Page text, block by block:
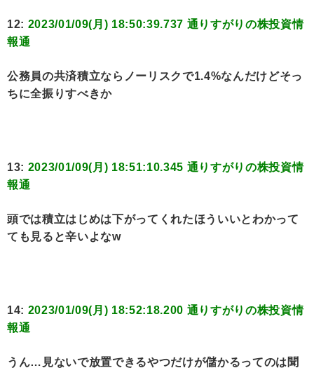
12: 2023/01/09(月) 18:50:39.737 通りすがりの株投資情
報通
公務員の共済積立ならノーリスクで1.4%なんだけどそっ
ちに全振りすべきか
13: 2023/01/09(月) 18:51:10.345 通りすがりの株投資情
報通
頭では積立はじめは下がってくれたほういいとわかって
ても見ると辛いよなw
14: 2023/01/09(月) 18:52:18.200 通りすがりの株投資情
報通
うん…見ないで放置できるやつだけが儲かるってのは聞